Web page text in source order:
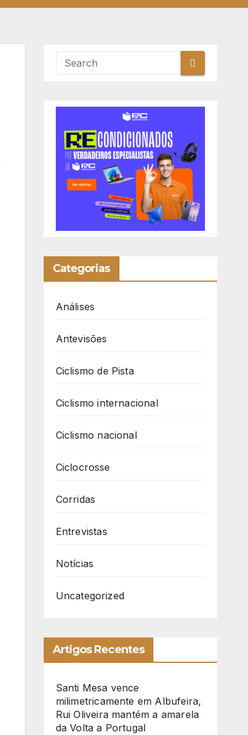
Categorias
Análises
Antevisões
Ciclismo de Pista
Ciclismo internacional
Ciclismo nacional
Ciclocrosse
Corridas
Entrevistas
Notícias
Uncategorized
Artigos Recentes
Santi Mesa vence
milimetricamente em Albufeira,
Rui Oliveira mantém a amarela
da Volta a Portugal